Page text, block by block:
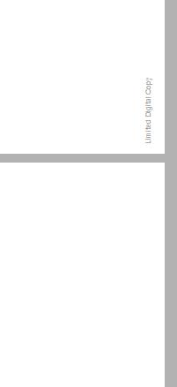
תוכן העניינים ... 5